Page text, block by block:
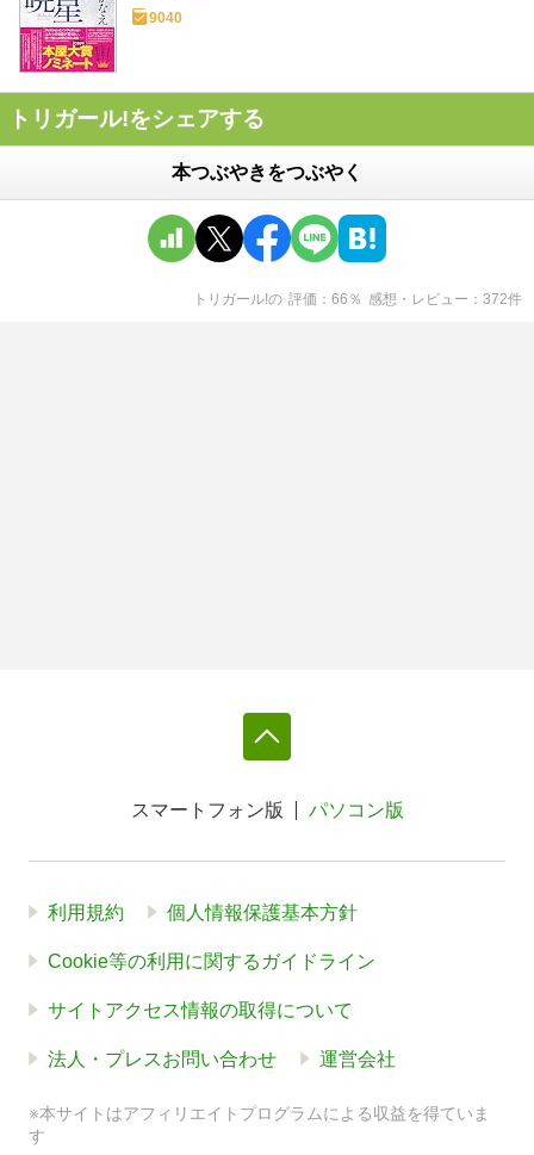
9040
トリガール!をシェアする
本つぶやきをつぶやく
トリガール!の 評価 66 ％ 感想・レビュー 372件
スマートフォン版 パソコン版
利用規約 個人情報保護基本方針
Cookie等の利用に関するガイドライン
サイトアクセス情報の取得について
法人・プレスお問い合わせ 運営会社
※本サイトはアフィリエイトプログラムによる収益を得ていま
す